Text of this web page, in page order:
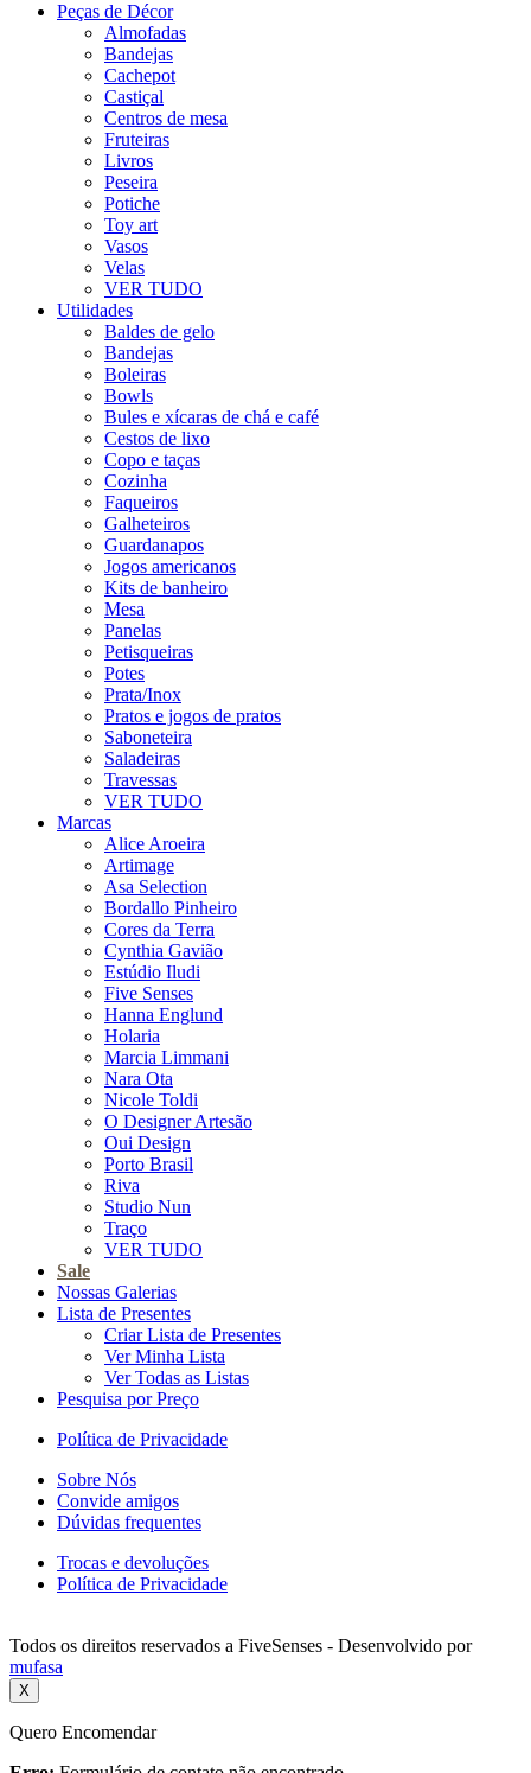
Peças de Décor
Almofadas
Bandejas
Cachepot
Castiçal
Centros de mesa
Fruteiras
Livros
Peseira
Potiche
Toy art
Vasos
Velas
VER TUDO
Utilidades
Baldes de gelo
Bandejas
Boleiras
Bowls
Bules e xícaras de chá e café
Cestos de lixo
Copo e taças
Cozinha
Faqueiros
Galheteiros
Guardanapos
Jogos americanos
Kits de banheiro
Mesa
Panelas
Petisqueiras
Potes
Prata/Inox
Pratos e jogos de pratos
Saboneteira
Saladeiras
Travessas
VER TUDO
Marcas
Alice Aroeira
Artimage
Asa Selection
Bordallo Pinheiro
Cores da Terra
Cynthia Gavião
Estúdio Iludi
Five Senses
Hanna Englund
Holaria
Marcia Limmani
Nara Ota
Nicole Toldi
O Designer Artesão
Oui Design
Porto Brasil
Riva
Studio Nun
Traço
VER TUDO
Sale
Nossas Galerias
Lista de Presentes
Criar Lista de Presentes
Ver Minha Lista
Ver Todas as Listas
Pesquisa por Preço
Política de Privacidade
Sobre Nós
Convide amigos
Dúvidas frequentes
Trocas e devoluções
Política de Privacidade
Todos os direitos reservados a FiveSenses - Desenvolvido por
mufasa
X
Quero Encomendar